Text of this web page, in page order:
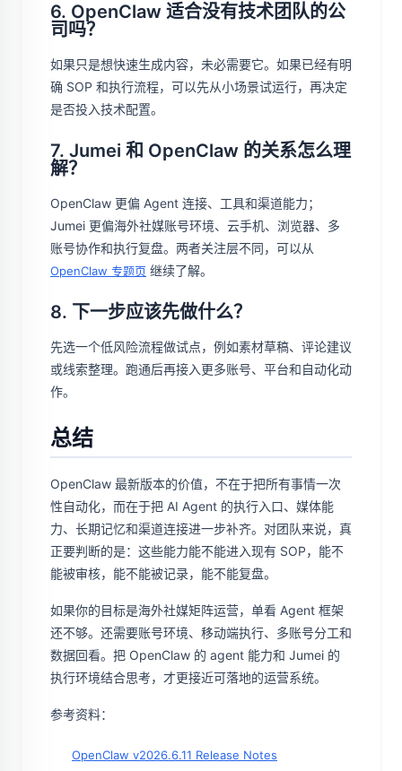
6. OpenClaw 适合没有技术团队的公
司吗？
如果只是想快速生成内容，未必需要它。如果已经有明
确 SOP 和执行流程，可以先从小场景试运行，再决定
是否投入技术配置。
7. Jumei 和 OpenClaw 的关系怎么理
解？
OpenClaw 更偏 Agent 连接、工具和渠道能力；
Jumei 更偏海外社媒账号环境、云手机、浏览器、多
账号协作和执行复盘。两者关注层不同，可以从
OpenClaw 专题页 继续了解。
8. 下一步应该先做什么？
先选一个低风险流程做试点，例如素材草稿、评论建议
或线索整理。跑通后再接入更多账号、平台和自动化动
作。
总结
OpenClaw 最新版本的价值，不在于把所有事情一次
性自动化，而在于把 AI Agent 的执行入口、媒体能
力、长期记忆和渠道连接进一步补齐。对团队来说，真
正要判断的是：这些能力能不能进入现有 SOP，能不
能被审核，能不能被记录，能不能复盘。
如果你的目标是海外社媒矩阵运营，单看 Agent 框架
还不够。还需要账号环境、移动端执行、多账号分工和
数据回看。把 OpenClaw 的 agent 能力和 Jumei 的
执行环境结合思考，才更接近可落地的运营系统。
参考资料：
OpenClaw v2026.6.11 Release Notes